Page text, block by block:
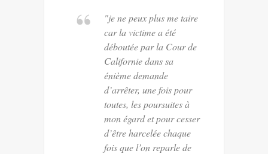
"je ne peux plus me taire
car la victime a été
déboutée par la Cour de
Californie dans sa
énième demande
d’arrêter, une fois pour
toutes, les poursuites à
mon égard et pour cesser
d’être harcelée chaque
fois que l’on reparle de